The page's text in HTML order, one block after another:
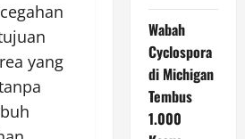
yang
Wabah
Cyclospora
di Michigan
Tembus
1.000